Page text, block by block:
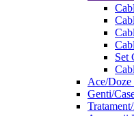
Set
Ace/Doze
Genti/